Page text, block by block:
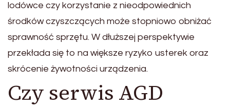
lodówce czy korzystanie z nieodpowiednich
środków czyszczących może stopniowo obniżać
sprawność sprzętu. W dłuższej perspektywie
przekłada się to na większe ryzyko usterek oraz
skrócenie żywotności urządzenia.
Czy serwis AGD